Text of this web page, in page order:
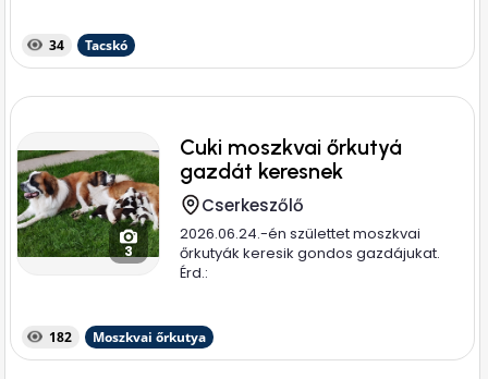
34 Tacskó
3
Cuki moszkvai őrkutyá
gazdát keresnek
Cserkeszőlő
2026.06.24.-én születtet moszkvai
őrkutyák keresik gondos gazdájukat.
Érd.:
182 Moszkvai őrkutya